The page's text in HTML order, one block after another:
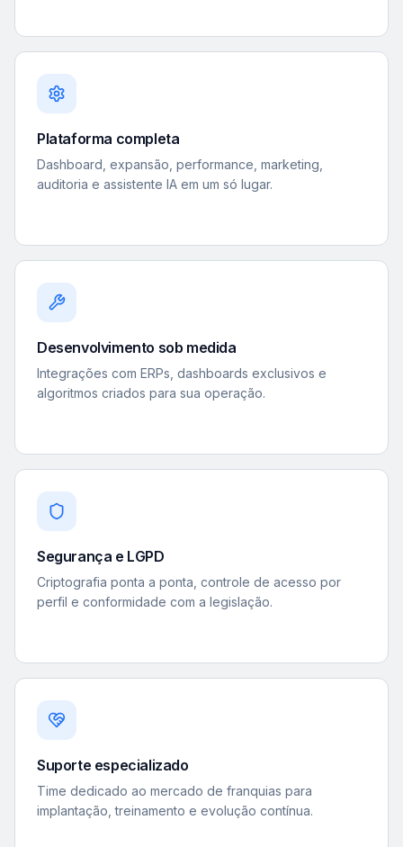
Plataforma completa
Dashboard, expansão, performance, marketing,
auditoria e assistente IA em um só lugar.
Desenvolvimento sob medida
Integrações com ERPs, dashboards exclusivos e
algoritmos criados para sua operação.
Segurança e LGPD
Criptografia ponta a ponta, controle de acesso por
perfil e conformidade com a legislação.
Suporte especializado
Time dedicado ao mercado de franquias para
implantação, treinamento e evolução contínua.